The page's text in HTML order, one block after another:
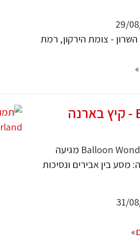
- צומת הירקון, רמת
»
Balloon Wonderland - קיץ בארנה
אחרי שכבשה את אירופה, Balloon Wonderland מגיעה
בין אבירים ונסיכות
»